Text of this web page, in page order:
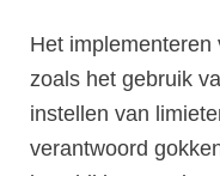
Het implementeren
zoals het gebruik
instellen van
verantwoord